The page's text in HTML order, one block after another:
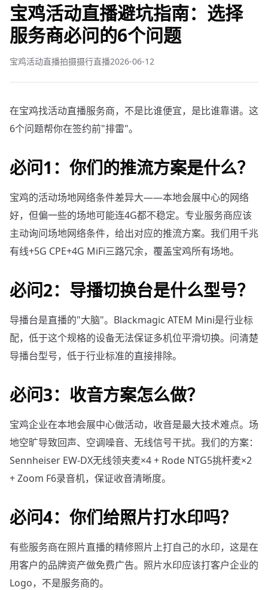
宝鸡活动直播避坑指南：选择
服务商必问的6个问题
宝鸡活动直播拍摄摄行直播2026-06-12
在宝鸡找活动直播服务商，不是比谁便宜，是比谁靠谱。这
6个问题帮你在签约前"排雷"。
必问1：你们的推流方案是什么？
宝鸡的活动场地网络条件差异大——本地会展中心的网络
好，但偏一些的场地可能连4G都不稳定。专业服务商应该
主动询问场地网络条件，给出对应的推流方案。我们用千兆
有线+5G CPE+4G MiFi三路冗余，覆盖宝鸡所有场地。
必问2：导播切换台是什么型号？
导播台是直播的"大脑"。Blackmagic ATEM Mini是行业标
配，低于这个规格的设备无法保证多机位平滑切换。问清楚
导播台型号，低于行业标准的直接排除。
必问3：收音方案怎么做？
宝鸡企业在本地会展中心做活动，收音是最大技术难点。场
地空旷导致回声、空调噪音、无线信号干扰。我们的方案：
Sennheiser EW-DX无线领夹麦×4 + Rode NTG5挑杆麦×2
+ Zoom F6录音机，保证收音清晰度。
必问4：你们给照片打水印吗？
有些服务商在照片直播的精修照片上打自己的水印，这是在
用客户的品牌资产做免费广告。照片水印应该打客户企业的
Logo，不是服务商的。